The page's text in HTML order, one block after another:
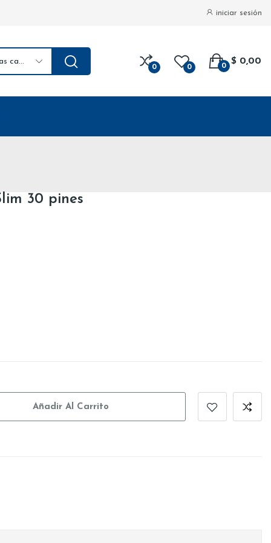
iniciar sesión
todas las categorias
0 0
$ 0,00
0
30 pines
Añadir Al Carrito